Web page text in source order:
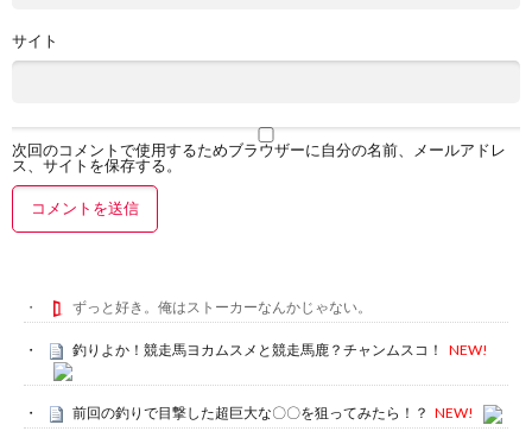
サイト
次回のコメントで使用するためブラウザーに自分の名前、メールアドレ
ス、サイトを保存する。
ずっと好き。俺はストーカーなんかじゃない。
釣りよか！競走馬ヨカムスメと競走馬鹿？チャンムスコ！ NEW!
前回の釣りで目撃した超巨大な〇〇を狙ってみたら！？ NEW!